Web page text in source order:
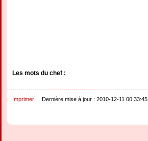
Les mots du chef :
Imprimer Dernière mise à jour : 2010-12-11 00:33:45